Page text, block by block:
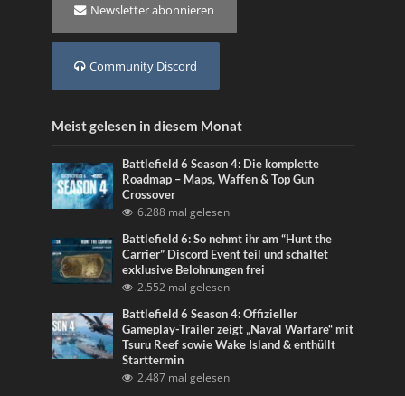
Newsletter abonnieren
Community Discord
Meist gelesen in diesem Monat
Battlefield 6 Season 4: Die komplette
Roadmap – Maps, Waffen & Top Gun
Crossover
6.288 mal gelesen
Battlefield 6: So nehmt ihr am “Hunt the
Carrier” Discord Event teil und schaltet
exklusive Belohnungen frei
2.552 mal gelesen
Battlefield 6 Season 4: Offizieller
Gameplay-Trailer zeigt „Naval Warfare“ mit
Tsuru Reef sowie Wake Island & enthüllt
Starttermin
2.487 mal gelesen